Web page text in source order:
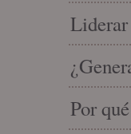
Liderar
Por